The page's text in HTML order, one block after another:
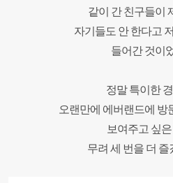
같이 간 친구들이
자기들도 안 한다고
들어간 것이
정말 특이한
오랜만에 에버랜드에 방
보여주고 싶은
무려 세 번을 더 즐